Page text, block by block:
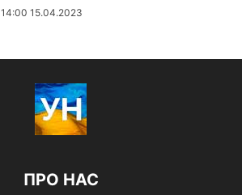
14:00 15.04.2023
ПРО НАС